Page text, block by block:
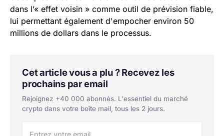
dans l’« effet voisin » comme outil de prévision fiable,
lui permettant également d'empocher environ 50
millions de dollars dans le processus.
Cet article vous a plu ? Recevez les
prochains par email
Rejoignez +40 000 abonnés. L'essentiel du marché
crypto dans votre boîte mail, tous les 2 jours.